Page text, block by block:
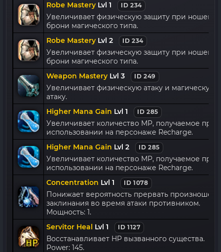
Robe Mastery Lvl 1 ID 234
Увеличивает физическую защиту при
брони магического типа.
Robe Mastery Lvl 2 ID 234
Увеличивает физическую защиту при
брони магического типа.
Weapon Mastery Lvl 3 ID 249
Увеличивает физическую атаку и магическую
атаку.
Higher Mana Gain Lvl 1 ID 285
Увеличивает количество MP, получаемое при
использовании на персонаже Recharge.
Higher Mana Gain Lvl 2 ID 285
Увеличивает количество MP, получаемое при
использовании на персонаже Recharge.
Concentration Lvl 1 ID 1078
Понижает вероятность прервать
заклинания во время атаки противником.
Мощность: 1.
Servitor Heal Lvl 1 ID 1127
Восстанавливает HP вызванного существа.
Power: 145.